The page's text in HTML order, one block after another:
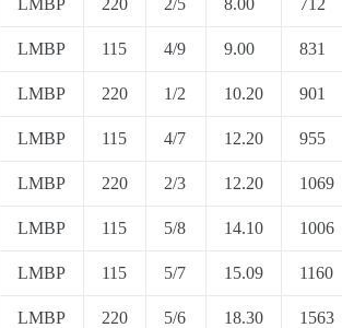
LMBP 115 4/9 9.00 831
LMBP 220 1/2 10.20 901
LMBP 115 4/7 12.20 955
LMBP 220 2/3 12.20 1069
LMBP 115 5/8 14.10 1006
LMBP 115 5/7 15.09 1160
LMBP 220 5/6 18.30 1563